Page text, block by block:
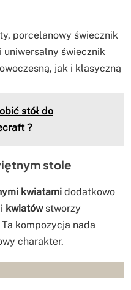
porcelanowy świecznik
uniwersalny świecznik
jak i klasyczną
stół do
?
stole
kwiatami dodatkowo
i kwiatówstworzy
kompozycja nada
charakter.